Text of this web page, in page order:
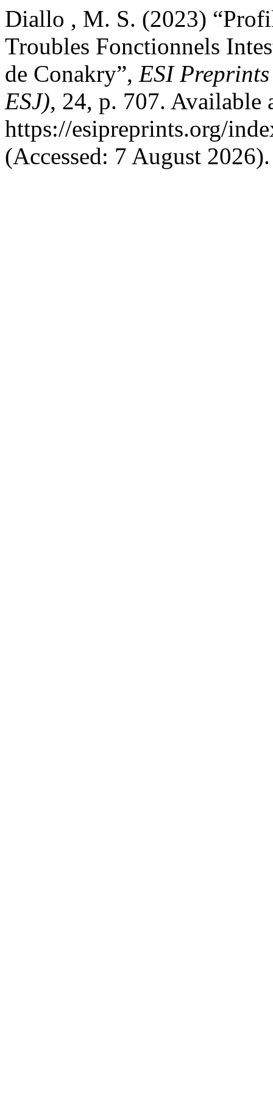
Diallo , M. S. (2023)
Troubles Fonctionnels
de Conakry”, ESI
ESJ), 24, p. 707. Available
https://esipreprints.org/
(Accessed: 7 August 2026).